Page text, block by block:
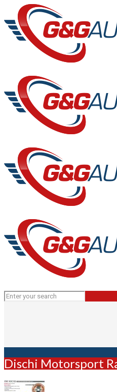
Dischi Motorsport